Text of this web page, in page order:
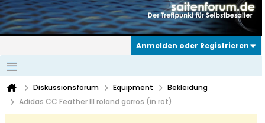
Anmelden oder Registrieren
Diskussionsforum Equipment
Bekleidung
Adidas CC Feather III roland garros (in rot)